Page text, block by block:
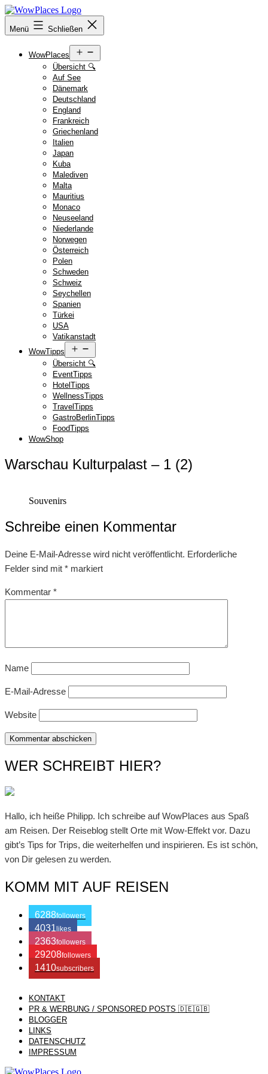
Zum
Inhalt
springen
Reiseblog
WowPlaces.de
Menü Schließen
WowPlaces
öffnen
Übersicht 🔍
Auf See
Dänemark
Deutschland
England
Frankreich
Griechenland
Italien
Japan
Kuba
Malediven
Malta
Mauritius
Monaco
Neuseeland
Niederlande
Norwegen
Österreich
Polen
Schweden
Schweiz
Seychellen
Spanien
Türkei
USA
Vatikanstadt
WowTipps
öffnen
Übersicht 🔍
EventTipps
HotelTipps
WellnessTipps
TravelTipps
GastroBerlinTipps
FoodTipps
WowShop
Warschau Kulturpalast – 1 (2)
Souvenirs
Schreibe einen Kommentar
Deine E-Mail-Adresse wird nicht veröffentlicht. Erforderliche
Felder sind mit * markiert
Kommentar *
Name
E-Mail-Adresse
Website
WER SCHREIBT HIER?
Hallo, ich heiße Philipp. Ich schreibe auf WowPlaces aus Spaß
am Reisen. Der Reiseblog stellt Orte mit Wow-Effekt vor. Dazu
gibt’s Tips for Trips, die weiterhelfen und inspirieren. Es ist schön,
von Dir gelesen zu werden.
KOMM MIT AUF REISEN
6288followers
4031 likes
2363followers
29208followers
1410subscribers
/ Free WordPress Plugins and WordPress Themes by
Themes. Join us right now!
KONTAKT
PR & WERBUNG / SPONSORED POSTS 🇩🇪🇬🇧
BLOGGER
LINKS
DATENSCHUTZ
IMPRESSUM